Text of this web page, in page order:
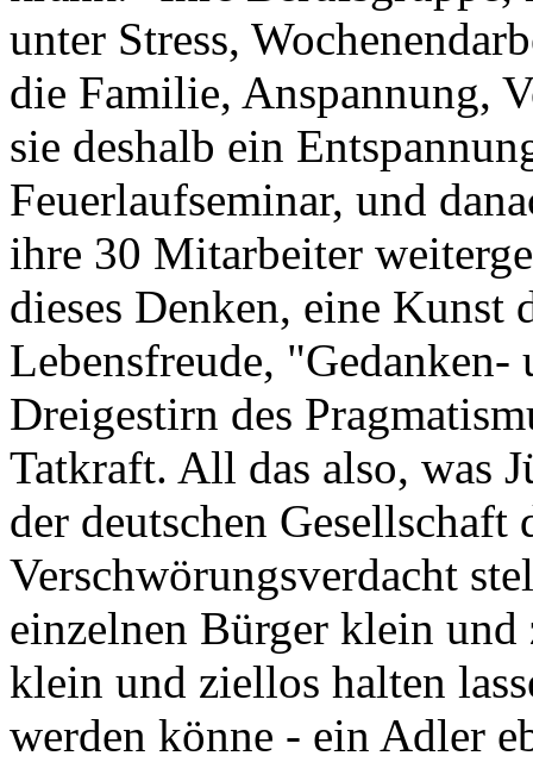
unter Stress,
die Familie, Anspannung,
sie deshalb ein
Feuerlaufseminar, und
ihre 30 Mitarbeiter
dieses Denken, eine Kunst
Lebensfreude,
Dreigestirn des
Tatkraft. All das also, was
der deutschen Gesellschaft
Verschwörungsverdacht
einzelnen Bürger klein
klein und ziellos halten
werden könne - ein Adler